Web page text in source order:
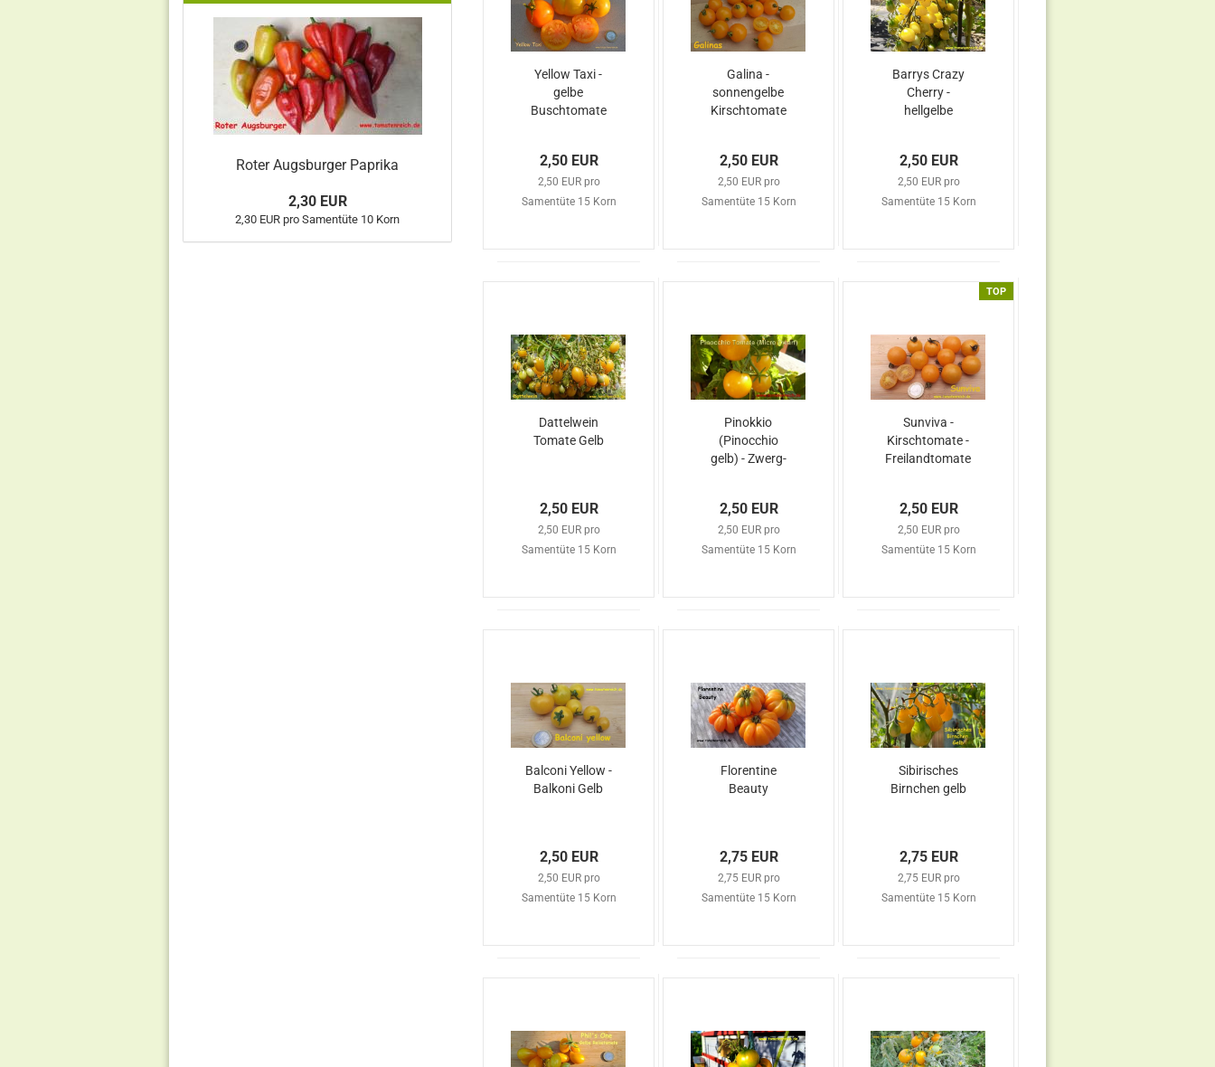
Yellow Taxi -
gelbe
Buschtomate
2,50 EUR
2,50 EUR pro
Samentüte 15 Korn
Galina -
sonnengelbe
Kirschtomate
2,50 EUR
2,50 EUR pro
Samentüte 15 Korn
Barrys Crazy
Cherry -
hellgelbe
2,50 EUR
2,50 EUR pro
Samentüte 15 Korn
Dattelwein
Tomate Gelb
2,50 EUR
2,50 EUR pro
Samentüte 15 Korn
Pinokkio
(Pinocchio
gelb) - Zwerg-
2,50 EUR
2,50 EUR pro
Samentüte 15 Korn
TOP
Sunviva -
Kirschtomate -
Freilandtomate
2,50 EUR
2,50 EUR pro
Samentüte 15 Korn
Balconi Yellow -
Balkoni Gelb
2,50 EUR
2,50 EUR pro
Samentüte 15 Korn
Florentine
Beauty
2,75 EUR
2,75 EUR pro
Samentüte 15 Korn
Sibirisches
Birnchen gelb
2,75 EUR
2,75 EUR pro
Samentüte 15 Korn
Roter Augsburger Paprika
2,30 EUR
2,30 EUR pro Samentüte 10 Korn